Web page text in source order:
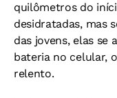
quilômetros do
desidratadas, mas
das jovens, elas se
bateria no celular,
relento.